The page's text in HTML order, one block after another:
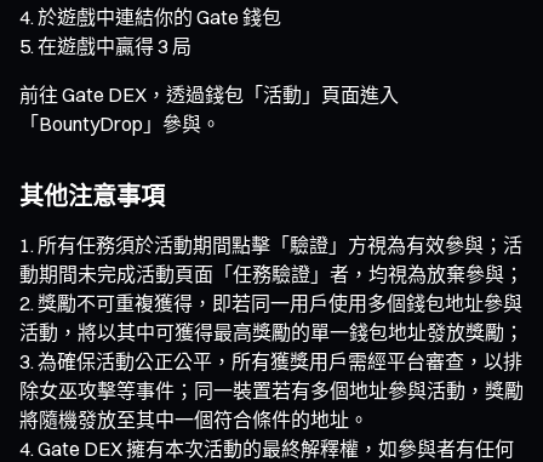
於遊戲中連結你的 Gate 錢包
在遊戲中贏得 3 局
前往 Gate DEX，透過錢包「活動」頁面進入
「BountyDrop」參與。
其他注意事項
所有任務須於活動期間點擊「驗證」方視為有效參與；活
動期間未完成活動頁面「任務驗證」者，均視為放棄參與；
獎勵不可重複獲得，即若同一用戶使用多個錢包地址參與
活動，將以其中可獲得最高獎勵的單一錢包地址發放獎勵；
為確保活動公正公平，所有獲獎用戶需經平台審查，以排
除女巫攻擊等事件；同一裝置若有多個地址參與活動，獎勵
將隨機發放至其中一個符合條件的地址。
Gate DEX 擁有本次活動的最終解釋權，如參與者有任何